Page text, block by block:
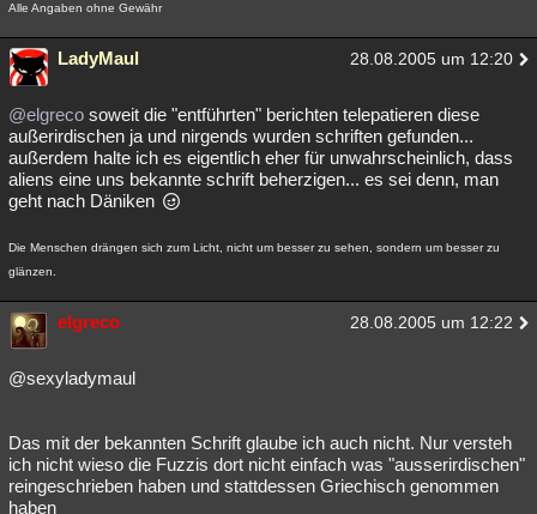
Alle Angaben ohne Gewähr
LadyMaul 28.08.2005 um 12:20
@elgreco soweit die "entführten" berichten telepatieren diese
außerirdischen ja und nirgends wurden schriften gefunden...
außerdem halte ich es eigentlich eher für unwahrscheinlich, dass
aliens eine uns bekannte schrift beherzigen... es sei denn, man
geht nach Däniken
Die Menschen drängen sich zum Licht, nicht um besser zu sehen, sondern um besser zu
glänzen.
elgreco 28.08.2005 um 12:22
@sexyladymaul
Das mit der bekannten Schrift glaube ich auch nicht. Nur versteh
ich nicht wieso die Fuzzis dort nicht einfach was "ausserirdischen"
reingeschrieben haben und stattdessen Griechisch genommen
haben